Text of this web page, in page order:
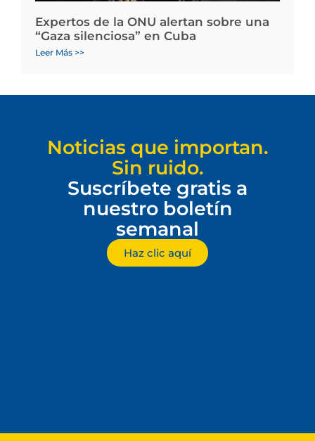
Expertos de la ONU alertan sobre una
“Gaza silenciosa” en Cuba
Leer Más >>
Noticias que importan.
Sin ruido.
Suscríbete gratis a
nuestro boletín
semanal
Haz clic aquí